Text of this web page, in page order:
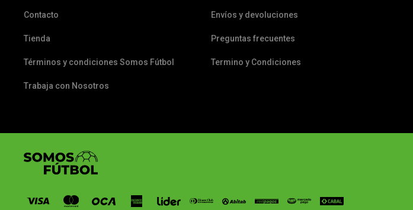
Contacto
Tienda
Términos y condiciones Somos Fútbol
Trabaja con Nosotros
Envíos y devoluciones
Preguntas frecuentes
Termino y Condiciones